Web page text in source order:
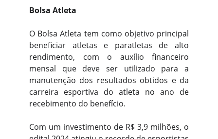
Bolsa Atleta
O Bolsa Atleta tem como objetivo principal
beneficiar atletas e paratletas de alto
rendimento, com o auxílio financeiro
mensal que deve ser utilizado para a
manutenção dos resultados obtidos e da
carreira esportiva do atleta no ano de
recebimento do benefício.
Com um investimento de R$ 3,9 milhões, o